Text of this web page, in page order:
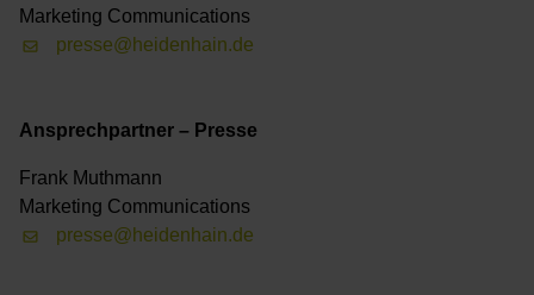
Marketing Communications
presse@heidenhain.de
Ansprechpartner – Presse
Frank Muthmann
Marketing Communications
presse@heidenhain.de